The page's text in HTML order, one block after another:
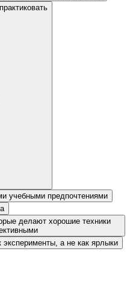
учебными предпочтениями
делают хорошие техники
эксперименты, а не как ярлыки